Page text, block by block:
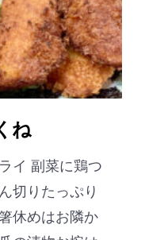
ね
イ 副菜に鶏つ
切りたっぷり
休めはお隣か